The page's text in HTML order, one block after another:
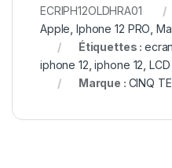
ECRIPH12OLDHRA01
Apple ,Iphone 12 PRO
Étiquettes :
iphone 12 ,iphone 12
Marque : CINQ